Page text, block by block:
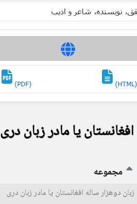
نویسنده، شاعر و ادیب
(PDF) (HTML)
یا مادر زبان دری
مجموعه
زبان دوهزار ساله افغانستان یا مادر زبان دری